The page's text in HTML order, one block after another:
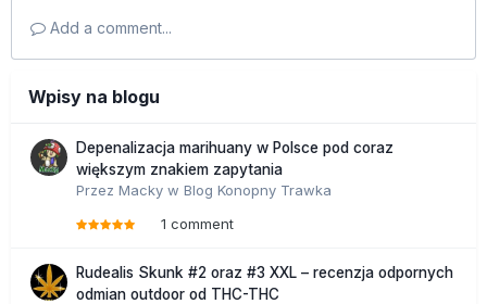
Add a comment...
Wpisy na blogu
Depenalizacja marihuany w Polsce pod coraz
większym znakiem zapytania
Przez Macky w Blog Konopny Trawka
1 comment
Rudealis Skunk #2 oraz #3 XXL – recenzja odpornych
odmian outdoor od THC-THC